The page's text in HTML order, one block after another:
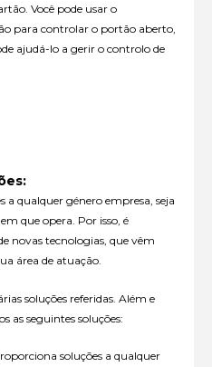
Você pode usar o
para controlar o portão aberto,
ajudá-lo a gerir o controlo de
a qualquer género empresa, seja
que opera. Por isso, é
novas tecnologias, que vêm
área de atuação.
soluções referidas. Além e
as seguintes soluções:
soluções a qualquer